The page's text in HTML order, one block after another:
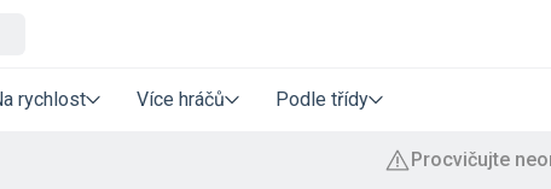
rychlost Více hráčů Podle třídy